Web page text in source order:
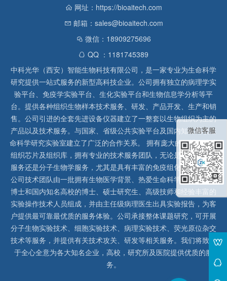
网址：https://bioaitech.com
邮箱：sales@bioaitech.com
微信：18909275696
QQ ：1181745389
中科光华（西安）智能生物科技有限公司，是一家专业为生命科学
研究提供一站式服务的新型高科技企业。公司拥有独立的病理学实
验平台、免疫学实验平台、生化实验平台和生物信息学分析等平
台。提供各种组织生物样本技术服务、研发、产品开发、生产和销
售。公司引进的全套先进设备仪器建立了一整套以生物组织为主的
产品以及技术服务。与国家、省级公共实验平台及国内知名高校生
命科学研究实验室建立了广泛的合作关系。 拥有庞大的石蜡、冰冻
组织芯片及组织库，拥有专业的技术服务团队，无论是形态病理学
服务还是分子生物学服务，尤其是具有丰富的免疫组化实验经验，
公司技术团队由一批拥有生物医学背景、热爱生命科学研究的留美
博士和国内知名高校的博士、硕士研究生、高级技师和经验丰富的
实验操作技术人员组成，并由主任级病理医生出具实验报告，为客
户提供最可靠最优质的服务体验。公司承接整体课题研究，可开展
分子生物实验技术、细胞实验技术、病理实验技术、荧光原位杂交
技术等服务，并提供有关技术攻关、研发等相关服务。我们将致力
于全心全意为各大知名企业，高校，研究所及医院提供优质的服
务。
微信客服